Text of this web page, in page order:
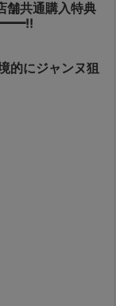
舗共通購入特典
的にジャンヌ狙